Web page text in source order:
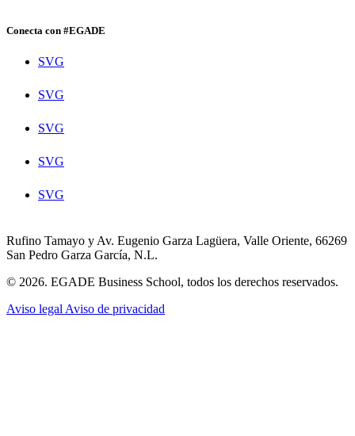
Conecta con #EGADE
SVG
SVG
SVG
SVG
SVG
Rufino Tamayo y Av. Eugenio Garza Lagüera, Valle Oriente, 66269
San Pedro Garza García, N.L.
© 2026. EGADE Business School, todos los derechos reservados.
Aviso legal Aviso de privacidad